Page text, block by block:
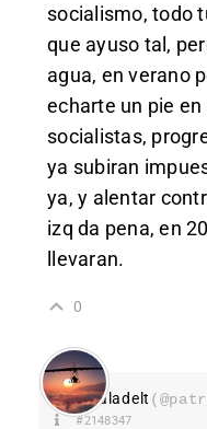
socialismo, todo
que ayuso tal,
agua, en verano
echarte un pie
socialistas,
ya subiran
ya, y alentar
izq da pena, en
llevaran.
0
aladelt
#2148347